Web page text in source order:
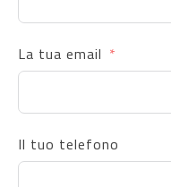
La tua email
Il tuo telefono